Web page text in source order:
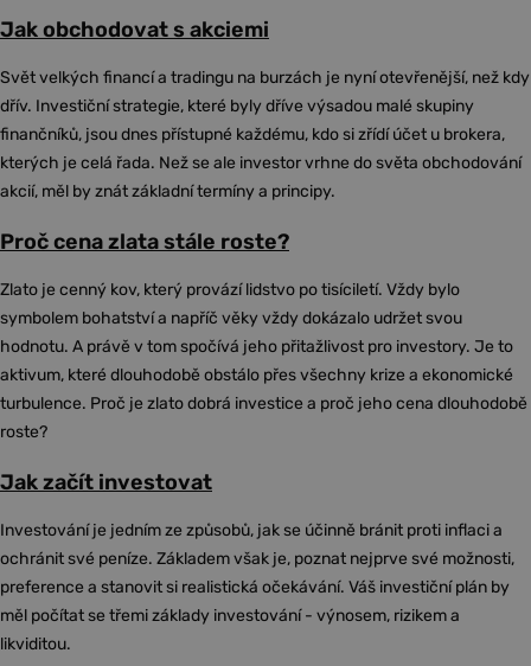
Jak obchodovat s akciemi
Svět velkých financí a tradingu na burzách je nyní otevřenější, než kdy
dřív. Investiční strategie, které byly dříve výsadou malé skupiny
finančníků, jsou dnes přístupné každému, kdo si zřídí účet u brokera,
kterých je celá řada. Než se ale investor vrhne do světa obchodování
akcií, měl by znát základní termíny a principy.
Proč cena zlata stále roste?
Zlato je cenný kov, který provází lidstvo po tisíciletí. Vždy bylo
symbolem bohatství a napříč věky vždy dokázalo udržet svou
hodnotu. A právě v tom spočívá jeho přitažlivost pro investory. Je to
aktivum, které dlouhodobě obstálo přes všechny krize a ekonomické
turbulence. Proč je zlato dobrá investice a proč jeho cena dlouhodobě
roste?
Jak začít investovat
Investování je jedním ze způsobů, jak se účinně bránit proti inflaci a
ochránit své peníze. Základem však je, poznat nejprve své možnosti,
preference a stanovit si realistická očekávání. Váš investiční plán by
měl počítat se třemi základy investování - výnosem, rizikem a
likviditou.